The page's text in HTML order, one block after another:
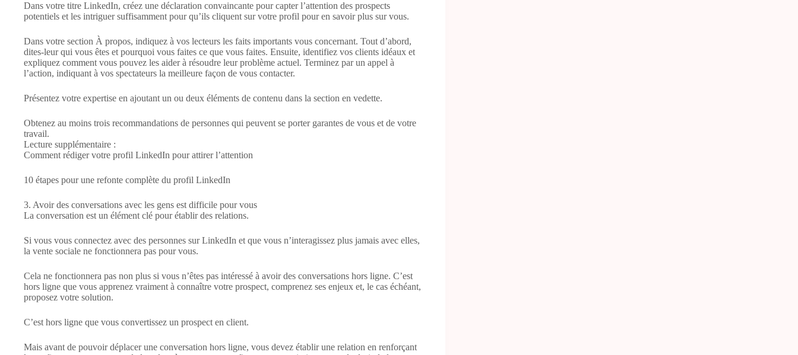
Dans votre titre LinkedIn, créez une déclaration convaincante pour capter l’attention des prospects
potentiels et les intriguer suffisamment pour qu’ils cliquent sur votre profil pour en savoir plus sur vous.
Dans votre section À propos, indiquez à vos lecteurs les faits importants vous concernant. Tout d’abord,
dites-leur qui vous êtes et pourquoi vous faites ce que vous faites. Ensuite, identifiez vos clients idéaux et
expliquez comment vous pouvez les aider à résoudre leur problème actuel. Terminez par un appel à
l’action, indiquant à vos spectateurs la meilleure façon de vous contacter.
Présentez votre expertise en ajoutant un ou deux éléments de contenu dans la section en vedette.
Obtenez au moins trois recommandations de personnes qui peuvent se porter garantes de vous et de votre
travail.
Lecture supplémentaire :
Comment rédiger votre profil LinkedIn pour attirer l’attention
10 étapes pour une refonte complète du profil LinkedIn
3. Avoir des conversations avec les gens est difficile pour vous
La conversation est un élément clé pour établir des relations.
Si vous vous connectez avec des personnes sur LinkedIn et que vous n’interagissez plus jamais avec elles,
la vente sociale ne fonctionnera pas pour vous.
Cela ne fonctionnera pas non plus si vous n’êtes pas intéressé à avoir des conversations hors ligne. C’est
hors ligne que vous apprenez vraiment à connaître votre prospect, comprenez ses enjeux et, le cas échéant,
proposez votre solution.
C’est hors ligne que vous convertissez un prospect en client.
Mais avant de pouvoir déplacer une conversation hors ligne, vous devez établir une relation en renforçant